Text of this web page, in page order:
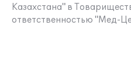
Казахстана" в
ответственностью "Мед-